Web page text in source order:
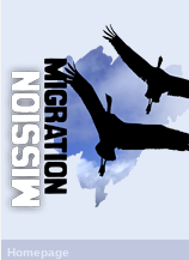
Homepage